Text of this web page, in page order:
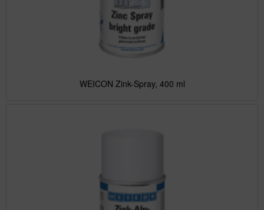
WEICON Zink-Spray, 400 ml